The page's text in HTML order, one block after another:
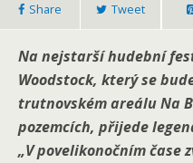
Share Tweet
Na nejstarší hudební
Woodstock, který se
trutnovském areálu Na
pozemcích, přijede
„V povelikonočním čase